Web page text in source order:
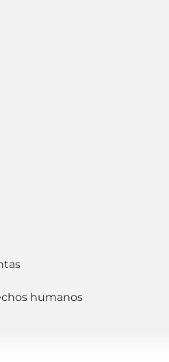
humanos